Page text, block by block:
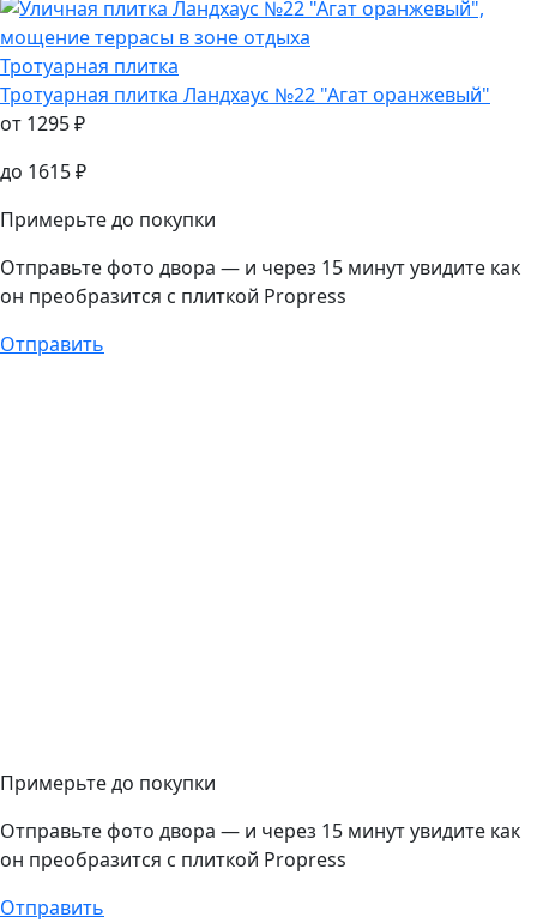
от1295₽
до1615₽
Перейти
Тротуарная плитка
Тротуарная плиткаЛандхаус №22 "Агат оранжевый"
до 1615₽
Примерьте до покупки
Примерьте до покупки